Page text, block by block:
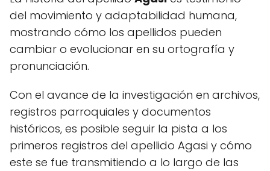
del movimiento y adaptabilidad humana,
mostrando cómo los apellidos pueden
cambiar o evolucionar en su ortografía y
pronunciación.
Con el avance de la investigación en archivos,
registros parroquiales y documentos
históricos, es posible seguir la pista a los
primeros registros del apellido Agasi y cómo
este se fue transmitiendo a lo largo de las